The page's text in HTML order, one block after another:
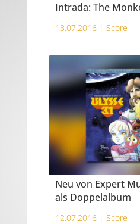
Intrada: The
13.07.2016 | Score
Neu von Expert
als Doppelalbum
12.07.2016 | Score